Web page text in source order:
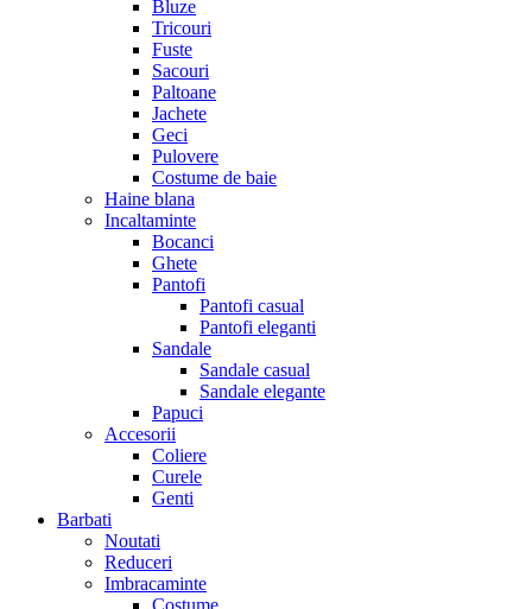
Bluze
Tricouri
Fuste
Sacouri
Paltoane
Jachete
Geci
Pulovere
Costume de baie
Haine blana
Incaltaminte
Bocanci
Ghete
Pantofi
Pantofi casual
Pantofi eleganti
Sandale
Sandale casual
Sandale elegante
Papuci
Accesorii
Coliere
Curele
Genti
Barbati
Noutati
Reduceri
Imbracaminte
Costume